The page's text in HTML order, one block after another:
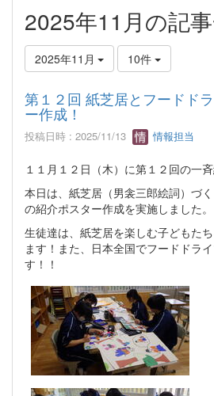
2025年11月の記
2025年11月 10件
第１２回 紙芝居とフードド
ー作成！
投稿日時 : 2025/11/13 情報担当
１１月１２日（木）に第１２回の一
本日は、紙芝居（男衾三郎絵詞）づ
の紹介ポスター作成を実施しました。
生徒達は、紙芝居を楽しむ子どもた
ます！また、日本全国でフードドラ
す！！